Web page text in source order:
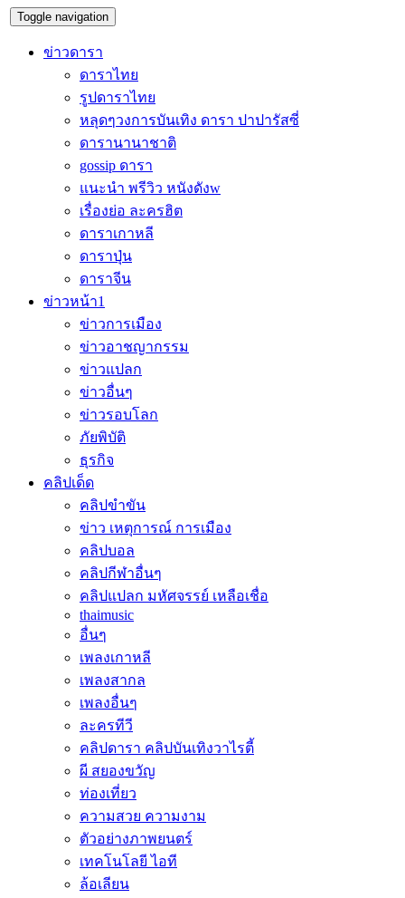
Toggle navigation
ข่าวดารา
ดาราไทย
รูปดาราไทย
หลุดๆวงการบันเทิง ดารา ปาปารัสซี่
ดารานานาชาติ
gossip ดารา
แนะนำ พรีวิว หนังดังw
เรื่องย่อ ละครฮิต
ดาราเกาหลี
ดาราปุ่น
ดาราจีน
ข่าวหน้า1
ข่าวการเมือง
ข่าวอาชญากรรม
ข่าวแปลก
ข่าวอื่นๆ
ข่าวรอบโลก
ภัยพิบัติ
ธุรกิจ
คลิปเด็ด
คลิปขำขัน
ข่าว เหตุการณ์ การเมือง
คลิปบอล
คลิปกีฬาอื่นๆ
คลิปแปลก มหัศจรรย์ เหลือเชื่อ
thaimusic
อื่นๆ
เพลงเกาหลี
เพลงสากล
เพลงอื่นๆ
ละครทีวี
คลิปดารา คลิปบันเทิงวาไรตี้
ผี สยองขวัญ
ท่องเที่ยว
ความสวย ความงาม
ตัวอย่างภาพยนตร์
เทคโนโลยี ไอที
ล้อเลียน